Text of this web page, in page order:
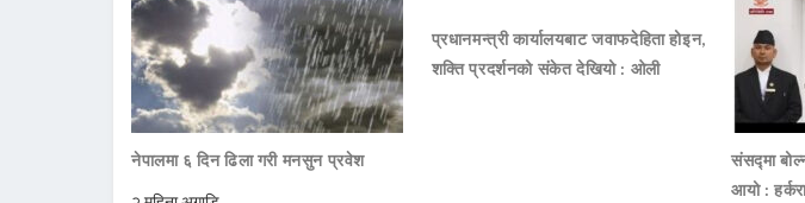
नेपालमा ६ दिन ढिला गरी मनसुन प्रवेश
प्रधानमन्त्री कार्यालयबाट जवाफदेहिता होइन,
शक्ति प्रदर्शनको संकेत देखियो : ओली
संसद्मा
आयो :